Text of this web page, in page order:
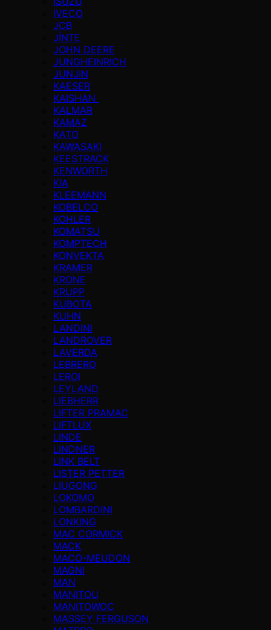
IVECO
JCB
JİNTE
JOHN DEERE
JUNGHEINRICH
JUNJIN
KAESER
KAISHAN
KALMAR
KAMAZ
KATO
KAWASAKI
KEESTRACK
KENWORTH
KIA
KLEEMANN
KOBELCO
KOHLER
KOMATSU
KOMPTECH
KONVEKTA
KRAMER
KRONE
KRUPP
KUBOTA
KUHN
LANDINI
LANDROVER
LAVERDA
LEBRERO
LEROI
LEYLAND
LIEBHERR
LIFTER PRAMAC
LIFTLUX
LINDE
LINDNER
LINK BELT
LISTER PETTER
LIUGONG
LOKOMO
LOMBARDINI
LONKING
MAC CORMICK
MACK
MACO-MEUDON
MAGNI
MAN
MANITOU
MANITOWOC
MASSEY FERGUSON